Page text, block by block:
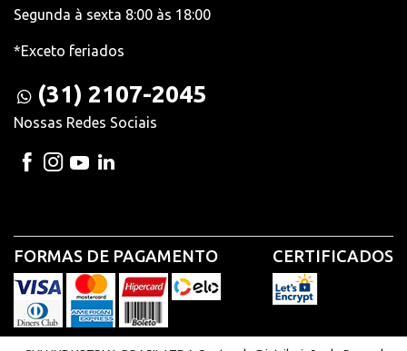
Segunda à sexta 8:00 às 18:00
*Exceto feriados
(31) 2107-2045
Nossas Redes Sociais
FORMAS DE PAGAMENTO CERTIFICADOS